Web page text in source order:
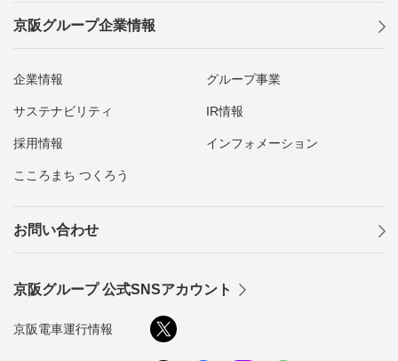
京阪グループ企業情報
企業情報 グループ事業
サステナビリティ IR情報
採用情報 インフォメーション
こころまち つくろう
お問い合わせ
京阪グループ 公式SNSアカウント
京阪電車運行情報